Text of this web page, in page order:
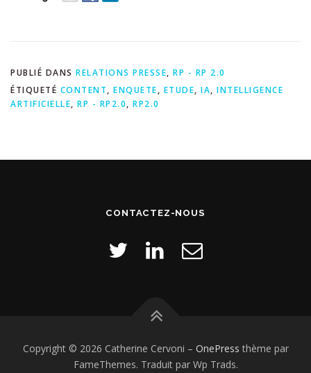
PUBLIÉ DANS RELATIONS PRESSE, RP - RP 2.0
ÉTIQUETÉ CONTENT, ENQUETE, ETUDE, IA, INTELLIGENCE
ARTIFICIELLE, RP - RP2.0, RP2.0
CONTACTEZ-NOUS
Copyright © 2026 Catherine Cervoni – OnePress thème par
FameThemes. Traduit par Wp Trads.